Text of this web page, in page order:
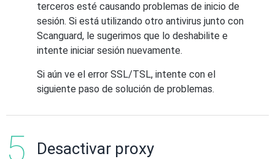
terceros esté causando problemas de inicio de
sesión. Si está utilizando otro antivirus junto con
Scanguard, le sugerimos que lo deshabilite e
intente iniciar sesión nuevamente.
Si aún ve el error SSL/TSL, intente con el
siguiente paso de solución de problemas.
Desactivar proxy